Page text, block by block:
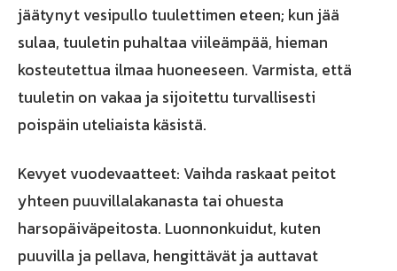
jäätynyt vesipullo tuulettimen eteen; kun jää
sulaa, tuuletin puhaltaa viileämpää, hieman
kosteutettua ilmaa huoneeseen. Varmista, että
tuuletin on vakaa ja sijoitettu turvallisesti
poispäin uteliaista käsistä.
Kevyet vuodevaatteet: Vaihda raskaat peitot
yhteen puuvillalakanasta tai ohuesta
harsopäiväpeitosta. Luonnonkuidut, kuten
puuvilla ja pellava, hengittävät ja auttavat